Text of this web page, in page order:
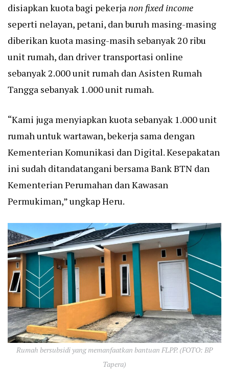
disiapkan kuota bagi pekerjanon fixed income
seperti nelayan, petani, dan buruh masing-masing
diberikan kuota masing-masih sebanyak 20 ribu
unit rumah, dan driver transportasi online
sebanyak 2.000 unit rumah dan Asisten Rumah
Tangga sebanyak 1.000 unit rumah.
“Kami juga menyiapkan kuota sebanyak 1.000 unit
rumah untuk wartawan, bekerja sama dengan
Kementerian Komunikasi dan Digital. Kesepakatan
ini sudah ditandatangani bersama Bank BTN dan
Kementerian Perumahan dan Kawasan
Permukiman,” ungkap Heru.
Rumah bersubsidi yang memanfaatkan bantuan FLPP. (FOTO: BP
Tapera)